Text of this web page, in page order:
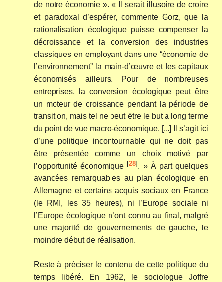
de notre économie ». « Il serait illusoire de croire
et paradoxal d’espérer, commente Gorz, que la
rationalisation écologique puisse compenser la
décroissance et la conversion des industries
classiques en employant dans une “économie de
l’environnement” la main-d’œuvre et les capitaux
économisés ailleurs. Pour de nombreuses
entreprises, la conversion écologique peut être
un moteur de croissance pendant la période de
transition, mais tel ne peut être le but à long terme
du point de vue macro-économique. [...] Il s’agit ici
d’une politique incontournable qui ne doit pas
être présentée comme un choix motivé par
l’opportunité économique [28]. » À part quelques
avancées remarquables au plan écologique en
Allemagne et certains acquis sociaux en France
(le RMI, les 35 heures), ni l’Europe sociale ni
l’Europe écologique n’ont connu au final, malgré
une majorité de gouvernements de gauche, le
moindre début de réalisation.
Reste à préciser le contenu de cette politique du
temps libéré. En 1962, le sociologue Joffre